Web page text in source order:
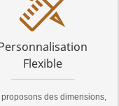
Flexible
des dimensions,